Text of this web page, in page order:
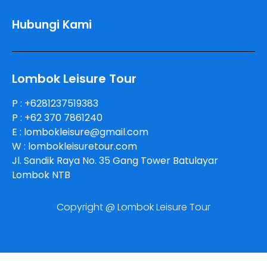
Hubungi Kami
Lombok Leisure Tour
P : +6281237519383
P : +62 370 7861240
E : lombokleisure@gmail.com
W : lombokleisuretour.com
Jl. Sandik Raya No. 35 Gang Tower Batulayar
Lombok NTB
Copyright @ Lombok Leisure Tour